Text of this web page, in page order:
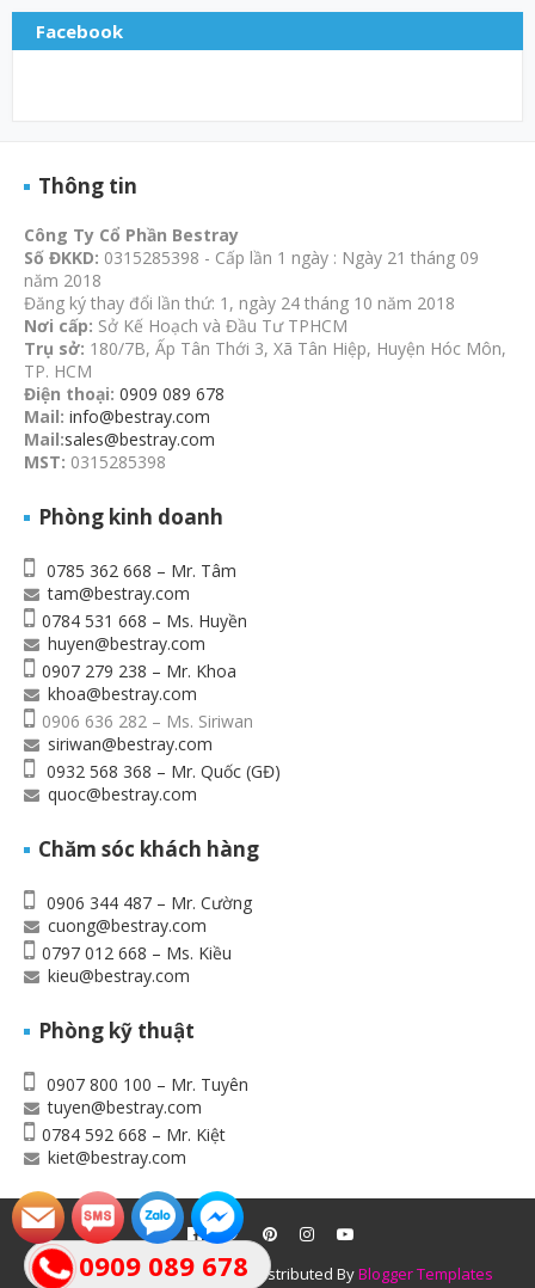
Facebook
Thông tin
Công Ty Cổ Phần Bestray
Số ĐKKD: 0315285398 - Cấp lần 1 ngày : Ngày 21 tháng 09
năm 2018
Đăng ký thay đổi lần thứ: 1, ngày 24 tháng 10 năm 2018
Nơi cấp: Sở Kế Hoạch và Đầu Tư TPHCM
Trụ sở: 180/7B, Ấp Tân Thới 3, Xã Tân Hiệp, Huyện Hóc Môn,
TP. HCM
Điện thoại: 0909 089 678
Mail: info@bestray.com
Mail:sales@bestray.com
MST: 0315285398
Phòng kinh doanh
0785 362 668 – Mr. Tâm
tam@bestray.com
0784 531 668 – Ms. Huyền
huyen@bestray.com
0907 279 238 – Mr. Khoa
khoa@bestray.com
0906 636 282 – Ms. Siriwan
siriwan@bestray.com
0932 568 368 – Mr. Quốc (GĐ)
quoc@bestray.com
Chăm sóc khách hàng
0906 344 487 – Mr. Cường
cuong@bestray.com
0797 012 668 – Ms. Kiều
kieu@bestray.com
Phòng kỹ thuật
0907 800 100 – Mr. Tuyên
tuyen@bestray.com
0784 592 668 – Mr. Kiệt
kiet@bestray.com
Created BySoraTemplates| Distributed ByBlogger Templates
0909 089 678